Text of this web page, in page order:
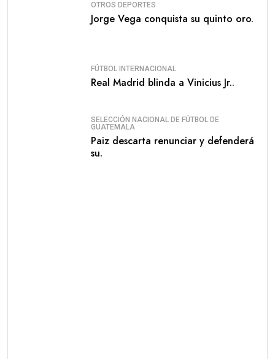
OTROS DEPORTES
Jorge Vega conquista su quinto oro.
FÚTBOL INTERNACIONAL
Real Madrid blinda a Vinicius Jr..
SELECCIÓN NACIONAL DE FÚTBOL DE
GUATEMALA
Paiz descarta renunciar y defenderá
su.